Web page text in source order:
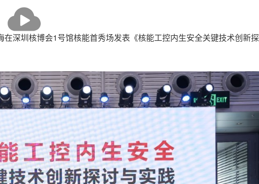
放
深圳核博会1号馆核能首秀场发表《核能工控内生安全关键技术创新探